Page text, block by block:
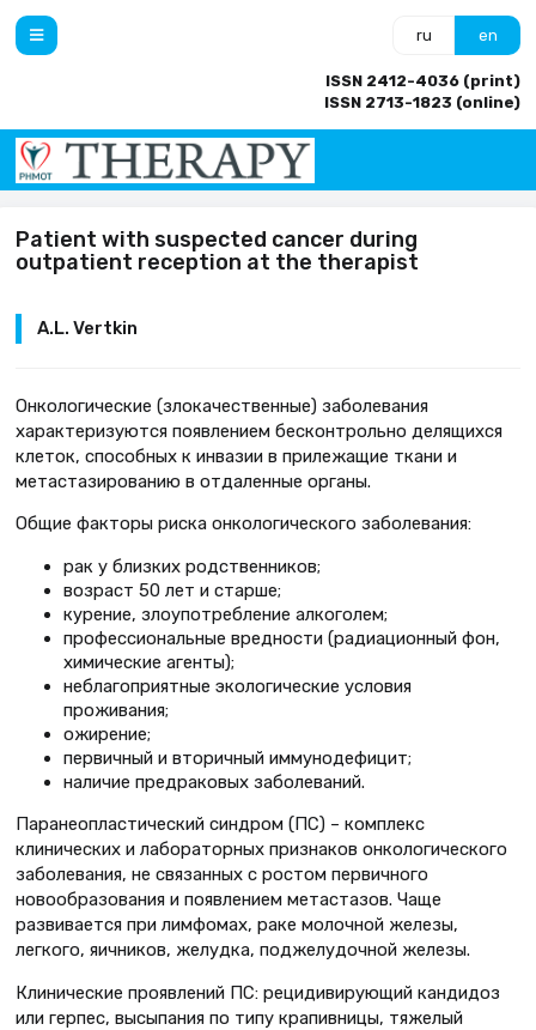
ru en
ISSN 2412-4036 (print)
ISSN 2713-1823 (online)
Patient with suspected cancer during
outpatient reception at the therapist
A.L. Vertkin
Онкологические (злокачественные) заболевания
характеризуются появлением бесконтрольно делящихся
клеток, способных к инвазии в прилежащие ткани и
метастазированию в отдаленные органы.
Общие факторы риска онкологического заболевания:
рак у близких родственников;
возраст 50 лет и старше;
курение, злоупотребление алкоголем;
профессиональные вредности (радиационный фон,
химические агенты);
неблагоприятные экологические условия
проживания;
ожирение;
первичный и вторичный иммунодефицит;
наличие предраковых заболеваний.
Паранеопластический синдром (ПС) – комплекс
клинических и лабораторных признаков онкологического
заболевания, не связанных с ростом первичного
новообразования и появлением метастазов. Чаще
развивается при лимфомах, раке молочной железы,
легкого, яичников, желудка, поджелудочной железы.
Клинические проявлений ПС: рецидивирующий кандидоз
или герпес, высыпания по типу крапивницы, тяжелый